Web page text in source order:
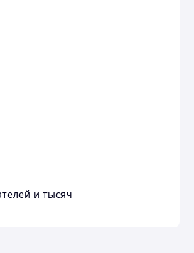
и тысяч